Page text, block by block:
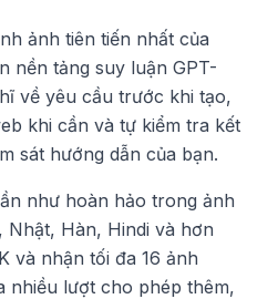
ảnh tiên tiến nhất của
nền tảng suy luận GPT-
về yêu cầu trước khi tạo,
khi cần và tự kiểm tra kết
sát hướng dẫn của bạn.
như hoàn hảo trong ảnh
Hàn, Hindi và hơn
và nhận tối đa 16 ảnh
nhiều lượt cho phép thêm,